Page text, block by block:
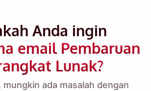
Anda ingin
email Pembaruan
Lunak?
mungkin ada masalah dengan